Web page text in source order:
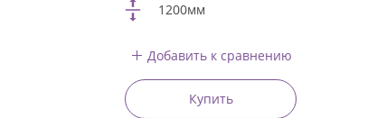
1200мм
Добавить к сравнению
Купить